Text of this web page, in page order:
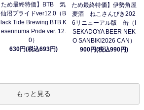
ため最終特価】BTB 気
仙沼プライドver12.0（B
lack Tide Brewing BTB K
esennuma Pride ver. 12.
0）
630円(税込693円)
ため最終特価】伊勢角屋
麦酒 ねこさんびき202
6リニューアル版 缶（I
SEKADOYA BEER NEK
O SANBIKI2026 CAN）
900円(税込990円)
もっと見る